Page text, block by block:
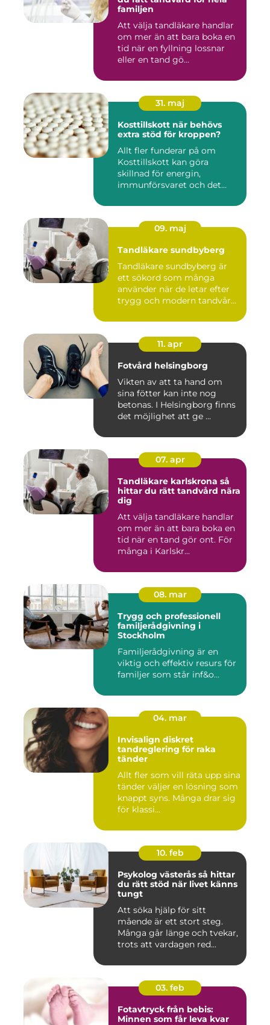
familjen
Att välja tandläkare handlar
om mer än att bara boka en
tid när en fyllning lossnar
eller en tand gö...
31. maj
Kosttillskott när behövs
extra stöd för kroppen?
Allt fler funderar på om
Kosttillskott kan göra
skillnad för energin,
immunförsvaret och det
09. maj
Tandläkare sundbyberg
Tandläkare sundbyberg är
ett sökord som många
använder när de letar efter
trygg och modern tandvård
11. apr
Fotvård helsingborg
Vikten av att ta hand om
sina fötter kan inte nog
betonas. I Helsingborg finns
det möjlighet att ge ...
07. apr
Tandläkare karlskrona så
hittar du rätt tandvård nära
dig
Att välja tandläkare handlar
om mer än att bara boka en
tid när en tand gör ont. För
många i Karlskr...
08. mar
Trygg och professionell
familjerådgivning i
Stockholm
Familjerådgivning är en
viktig och effektiv resurs för
familjer som står inf&o...
04. mar
Invisalign diskret
tandreglering för raka
tänder
Allt fler som vill räta upp sina
tänder väljer en lösning som
knappt syns. Många drar sig
för klassi...
10. feb
Psykolog västerås så hittar
du rätt stöd när livet känns
tungt
Att söka hjälp för sitt
mående är ett stort steg.
Många går länge och tvekar,
trots att vardagen red...
03. feb
Fotavtryck från bebis:
Minnen som får leva kvar